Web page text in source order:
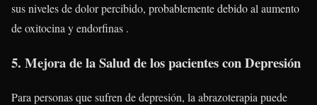
sus niveles de dolor percibido, probablemente debido al aumento
de oxitocina y endorfinas .
5. Mejora de la Salud de los pacientes con Depresión
Para personas que sufren de depresión, la abrazoterapia puede